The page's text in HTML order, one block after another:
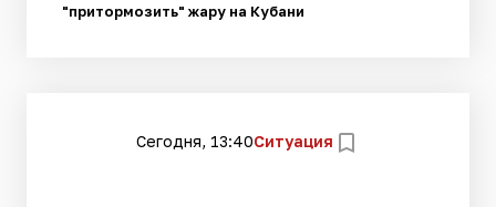
"притормозить" жару на Кубани
Сегодня, 13:40Ситуация